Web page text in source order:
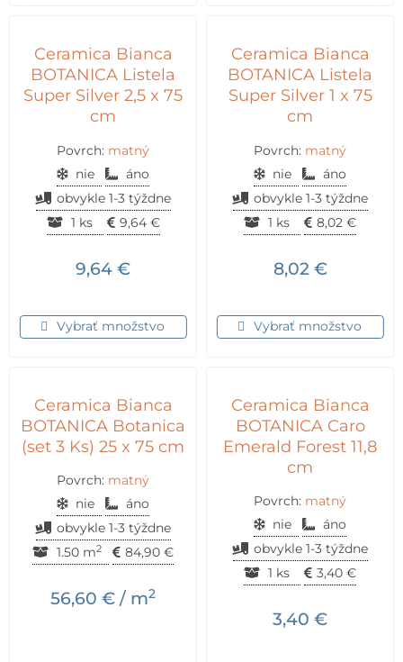
Ceramica Bianca
BOTANICA Listela
Super Silver 2,5 x 75
cm
Povrch: matný
nie
áno
obvykle 1-3 týždne
1 ks
9,64 €
9,64 €
Vybrať množstvo
Ceramica Bianca
BOTANICA Listela
Super Silver 1 x 75
cm
Povrch: matný
nie
áno
obvykle 1-3 týždne
1 ks
8,02 €
8,02 €
Vybrať množstvo
Ceramica Bianca
BOTANICA Botanica
(set 3 Ks) 25 x 75 cm
Povrch: matný
nie
áno
obvykle 1-3 týždne
1.50 m2 84,90 €
56,60 € / m2
Ceramica Bianca
BOTANICA Caro
Emerald Forest 11,8
cm
Povrch: matný
nie
áno
obvykle 1-3 týždne
1 ks
3,40 €
3,40 €